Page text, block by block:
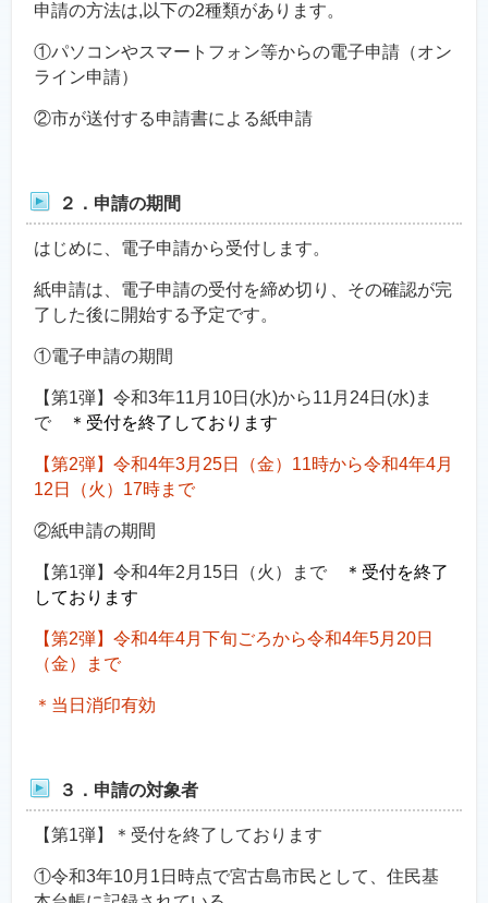
申請の方法は,以下の2種類があります。
①パソコンやスマートフォン等からの電子申請（オン
ライン申請）
②市が送付する申請書による紙申請
２．申請の期間
はじめに、電子申請から受付します。
紙申請は、電子申請の受付を締め切り、その確認が完
了した後に開始する予定です。
①電子申請の期間
【第1弾】令和3年11月10日(水)から11月24日(水)ま
で
＊受付を終了しております
【第2弾】令和4年3月25日（金）11時から令和4年4月
12日（火）17時まで
②紙申請の期間
【第1弾】令和4年2月15日（火）まで
＊受付を終了
しております
【第2弾】令和4年4月下旬ごろから令和4年5月20日
（金）まで
＊当日消印有効
３．申請の対象者
【第1弾】＊受付を終了しております
①令和3年10月1日時点で宮古島市民として、住民基